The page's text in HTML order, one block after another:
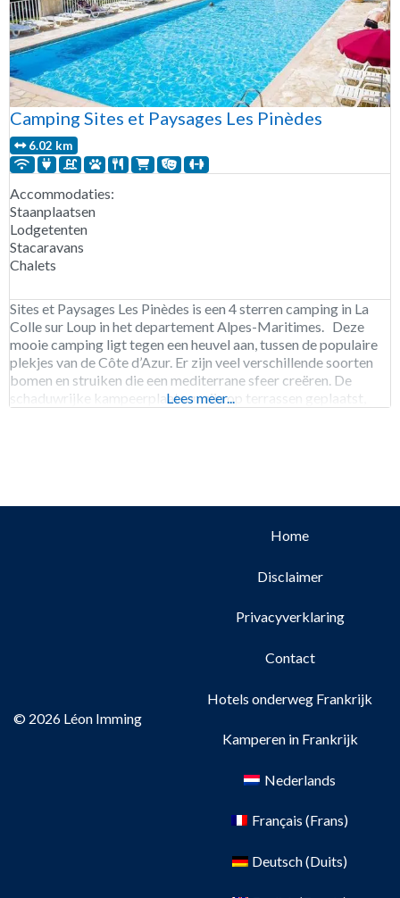
Camping Sites et Paysages Les Pinèdes
6.02 km
Accommodaties:
Staanplaatsen
Lodgetenten
Stacaravans
Chalets
Sites et Paysages Les Pinèdes is een 4 sterren camping in La
Colle sur Loup in het departement Alpes-Maritimes. Deze
mooie camping ligt tegen een heuvel aan, tussen de populaire
plekjes van de Côte d’Azur. Er zijn veel verschillende soorten
bomen en struiken die een mediterrane sfeer creëren. De
schaduwrijke kampeerplaatsen zijn op terrassen geplaatst,
Lees meer...
© 2026 Léon Imming
Home
Disclaimer
Privacyverklaring
Contact
Hotels onderweg Frankrijk
Kamperen in Frankrijk
Nederlands
Français (Frans)
Deutsch(Duits)